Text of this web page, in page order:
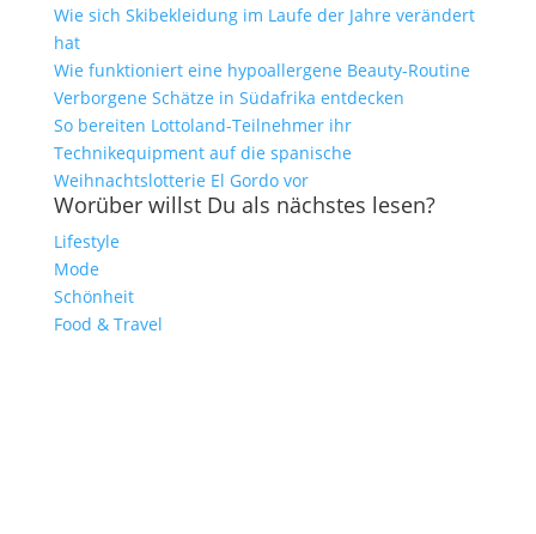
Wie sich Skibekleidung im Laufe der Jahre verändert
hat
Wie funktioniert eine hypoallergene Beauty-Routine
Verborgene Schätze in Südafrika entdecken
So bereiten Lottoland-Teilnehmer ihr
Technikequipment auf die spanische
Weihnachtslotterie El Gordo vor
Worüber willst Du als nächstes lesen?
Lifestyle
Mode
Schönheit
Food & Travel